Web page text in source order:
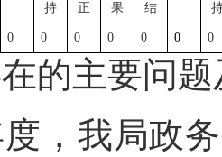
持 正 果 结
0 0 0 0 0 0 0
的主要问
度，我局政